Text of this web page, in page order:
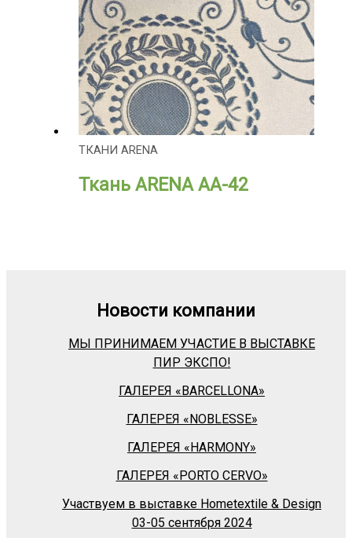
ТКАНИ ARENA
Ткань ARENA АА-42
Новости компании
МЫ ПРИНИМАЕМ УЧАСТИЕ В ВЫСТАВКЕ
ПИР ЭКСПО!
ГАЛЕРЕЯ «BARСELLONA»
ГАЛЕРЕЯ «NOBLESSE»
ГАЛЕРЕЯ «HARMONY»
ГАЛЕРЕЯ «PORTO CERVO»
Участвуем в выставке Hometextile & Design
03-05 сентября 2024